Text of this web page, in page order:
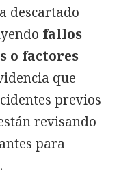
descartado
fallos
o factores
que
previos
revisando
para